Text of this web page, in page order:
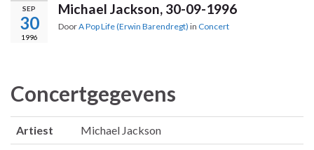
SEP
30
1996
Michael Jackson, 30-09-1996
DoorA Pop Life (Erwin Barendregt) in Concert
Concertgegevens
Artiest Michael Jackson